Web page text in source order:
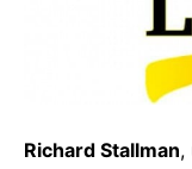
Richard Stallman,